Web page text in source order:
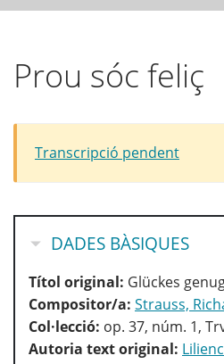
Prou sóc feliç
Transcripció pendent
OCULTA
DADES BÀSIQUES
Títol original: Glückes
Compositor/a: Strauss,
Col·lecció: op. 37, núm. 1,
Autoria text original: